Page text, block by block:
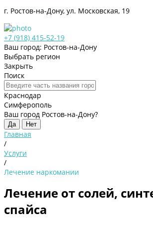
г. Ростов-на-Дону, ул. Московская, 19
+7 (918) 415-52-19
Ваш город: Ростов-на-Дону
Выбрать регион
Закрыть
Поиск
Краснодар
Симферополь
Ваш город Ростов-на-Дону?
Да Нет
Главная
/
Услуги
/
Лечение наркомании
Лечение от солей,
спайса